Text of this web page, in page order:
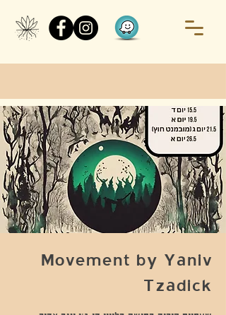
Movement by Yaniv
Tzadick